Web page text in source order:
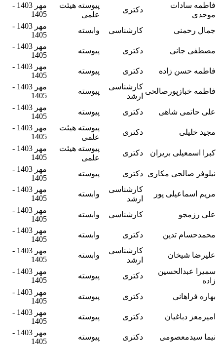
فاطمه سادات
موحدی
دکتری
پیوسته هیئت
علمی
مهر 1403 -
1405
جمال رحمنی
کارشناسی وابسته
مهر 1403 -
1405
مصطفی جانی
دکتری پیوسته
مهر 1403 -
1405
فاطمه حسن زاده
دکتری پیوسته
مهر 1403 -
1405
فاطمه خبازپورصالحی
کارشناسی
ارشد
پیوسته
مهر 1403 -
1405
علی حاتمی شاهی
دکتری پیوسته
مهر 1403 -
1405
مجید خلیلی
دکتری
پیوسته هیئت
علمی
مهر 1403 -
1405
کبرا اسمعیلی بریران
دکتری
پیوسته هیئت
علمی
مهر 1403 -
1405
نیلوفر صالحی مکاری دکتری پیوسته
مهر 1403 -
1405
مریم اسماعیلی پور
کارشناسی
ارشد
وابسته
مهر 1403 -
1405
علی رزمجو
کارشناسی وابسته
مهر 1403 -
1405
محمد‌حسام تدین
دکتری وابسته
مهر 1403 -
1405
علیرضا شیخان
کارشناسی
ارشد
وابسته
مهر 1403 -
1405
سمیرا عبدالحسین
زاده
دکتری پیوسته
مهر 1403 -
1405
بهاره فراهانی
دکتری پیوسته
مهر 1403 -
1405
امیرمعز دباغیان
دکتری پیوسته
مهر 1403 -
1405
نیما سیدمعصومی
دکتری پیوسته
مهر 1403 -
1405